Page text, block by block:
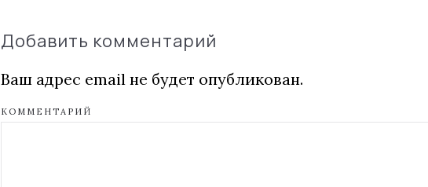
Добавить комментарий
Ваш адрес email не будет опубликован.
КОММЕНТАРИЙ